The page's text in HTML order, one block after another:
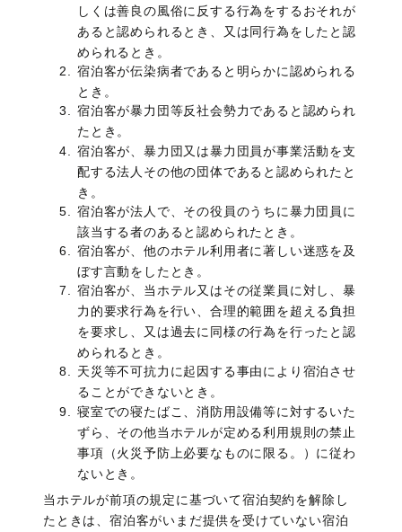
しくは善良の風俗に反する行為をするおそれが
あると認められるとき、又は同行為をしたと認
められるとき。
宿泊客が伝染病者であると明らかに認められる
とき。
宿泊客が暴力団等反社会勢力であると認められ
たとき。
宿泊客が、暴力団又は暴力団員が事業活動を支
配する法人その他の団体であると認められたと
き。
宿泊客が法人で、その役員のうちに暴力団員に
該当する者のあると認められたとき。
宿泊客が、他のホテル利用者に著しい迷惑を及
ぼす言動をしたとき。
宿泊客が、当ホテル又はその従業員に対し、暴
力的要求行為を行い、合理的範囲を超える負担
を要求し、又は過去に同様の行為を行ったと認
められるとき。
天災等不可抗力に起因する事由により宿泊させ
ることができないとき。
寝室での寝たばこ、消防用設備等に対するいた
ずら、その他当ホテルが定める利用規則の禁止
事項（火災予防上必要なものに限る。）に従わ
ないとき。
当ホテルが前項の規定に基づいて宿泊契約を解除し
たときは、宿泊客がいまだ提供を受けていない宿泊